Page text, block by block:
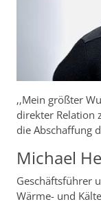
‚‚Mein größter
direkter Relation
die Abschaffung
Michael
Geschäftsführer
Wärme- und